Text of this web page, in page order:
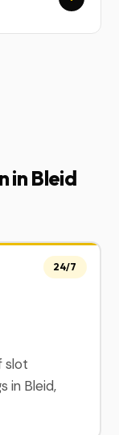
in Bleid
slot
in Bleid,
24/7